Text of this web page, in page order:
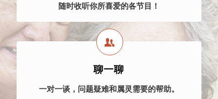
随时收听你所喜爱的各节目！
聊一聊
一对一谈，问题疑难和属灵需要的帮助。